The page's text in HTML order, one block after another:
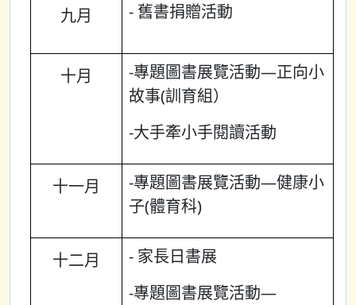
九月
- 舊書捐贈活動
十月
-專題圖書展覽活動—正向小
故事(訓育組）
-大手牽小手閱讀活動
十一月
-專題圖書展覽活動—健康小
子(體育科)
十二月
- 家長日書展
-專題圖書展覽活動—